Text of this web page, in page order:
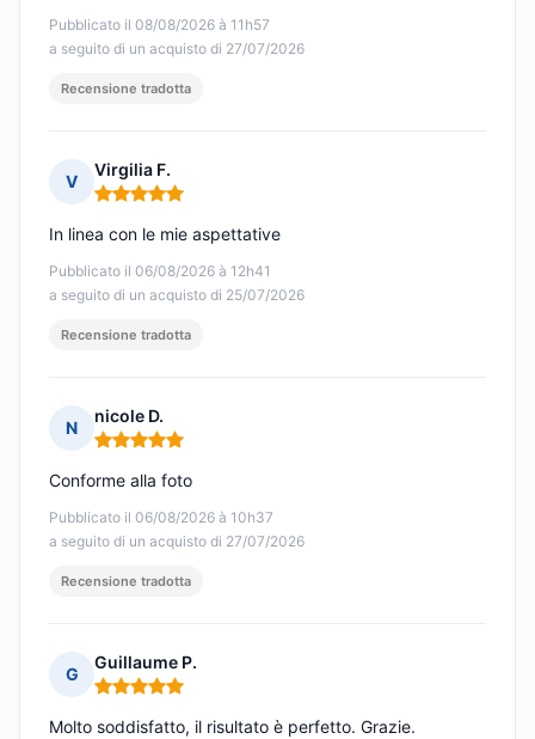
Pubblicato il 08/08/2026 à 11h57
a seguito di un acquisto di 27/07/2026
Recensione tradotta
V
Virgilia F.
Nota: 5 su 5
Pubblicato il 06/08/2026 à 12h41
a seguito di un acquisto di 25/07/2026
In linea con le mie aspettative
Recensione tradotta
N
nicole D.
Nota: 5 su 5
Pubblicato il 06/08/2026 à 10h37
a seguito di un acquisto di 27/07/2026
Conforme alla foto
Recensione tradotta
G
Guillaume P.
Nota: 5 su 5
Molto soddisfatto, il risultato è perfetto. Grazie.